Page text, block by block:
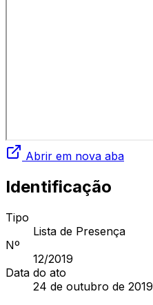
Abrir em nova aba
Identificação
Tipo
Lista de Presença
Nº
12/2019
Data do ato
24 de outubro de 2019